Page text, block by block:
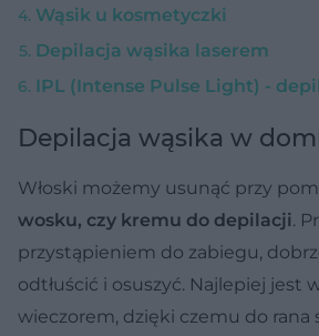
Wąsik u kosmetyczki
Depilacja wąsika laserem
IPL (Intense Pulse Light) -
Depilacja wąsika w
Włoski możemy usunąć przy
wosku, czy kremu do depilacji.
przystąpieniem do zabiegu,
odtłuścić i osuszyć. Najlepiej jest
wieczorem, dzięki czemu do rana